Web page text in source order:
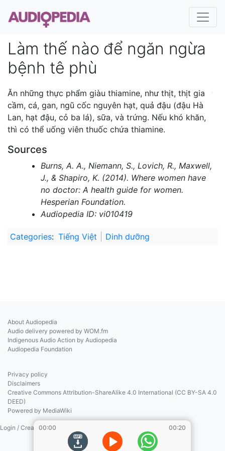
Làm thế nào để ngăn ngừa
bệnh tê phù
00:00 00:20
Ăn những thực phẩm giàu thiamine, như thịt, thịt gia
cầm, cá, gan, ngũ cốc nguyên hạt, quả đậu (đậu Hà
Lan, hạt đậu, cỏ ba lá), sữa, và trứng. Nếu khó khăn,
thì có thể uống viên thuốc chứa thiamine.
Sources
Burns, A. A., Niemann, S., Lovich, R., Maxwell,
J., & Shapiro, K. (2014). Where women have
no doctor: A health guide for women.
Hesperian Foundation.
Audiopedia ID: vi010419
Categories: Tiếng Việt Dinh dưỡng
About Audiopedia
Audio delivery powered by WOM.fm
Indigenous Audio Action by Audiopedia
Audiopedia Foundation
Privacy policy
Disclaimers
Creative Commons Attribution-ShareAlike 4.0 International (CC BY-SA 4.0
DEED)
Powered by MediaWiki
Login / Create Account